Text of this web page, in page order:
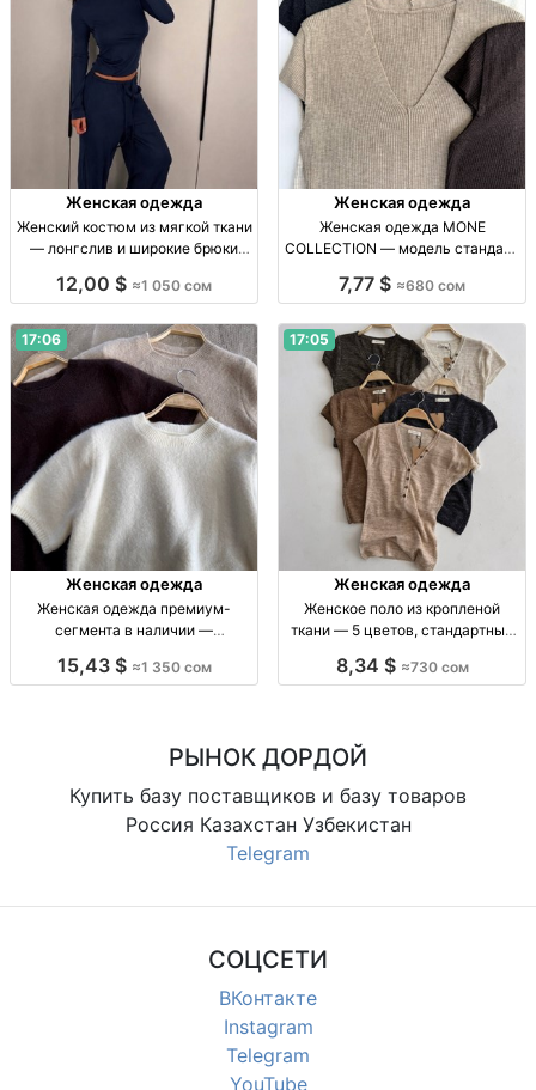
Женская одежда
Женский костюм из мягкой ткани
— лонгслив и широкие брюки
с дл. рукавом, широкие брюки на
черн
12,00 $ ≈1 050 сом
Женская одежда
Женская одежда MONE
COLLECTION — модель стандарт
одежда, р-р стандарт, 6 нюд.
7,77 $ ≈680 сом
17:06
Женская одежда
Женская одежда премиум-
сегмента в наличии —
одежда, новая, стандарт/
15,43 $ ≈1 350 сом
17:05
Женская одежда
Женское поло из кропленой
ткани — 5 цветов, стандартный
р стандарт, 5 цв.
8,34 $ ≈730 сом
РЫНОК ДОРДОЙ
Купить базу поставщиков и базу товаров
Россия Казахстан Узбекистан
Telegram
СОЦСЕТИ
ВКонтакте
Instagram
Telegram
YouTube